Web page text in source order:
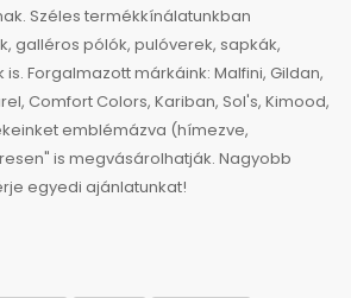
Széles termékkínálatunkban
galléros pólók, pulóverek, sapkák,
Forgalmazott márkáink: Malfini, Gildan,
Comfort Colors, Kariban, Sol's, Kimood,
emblémázva (hímezve,
is megvásárolhatják. Nagyobb
egyedi ajánlatunkat!